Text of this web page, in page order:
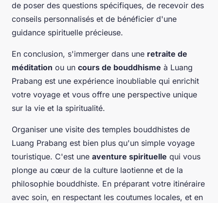
de poser des questions spécifiques, de recevoir des
conseils personnalisés et de bénéficier d'une
guidance spirituelle précieuse.
En conclusion, s'immerger dans une retraite de
méditation ou un cours de bouddhisme à Luang
Prabang est une expérience inoubliable qui enrichit
votre voyage et vous offre une perspective unique
sur la vie et la spiritualité.
Organiser une visite des temples bouddhistes de
Luang Prabang est bien plus qu'un simple voyage
touristique. C'est une aventure spirituelle qui vous
plonge au cœur de la culture laotienne et de la
philosophie bouddhiste. En préparant votre itinéraire
avec soin, en respectant les coutumes locales, et en